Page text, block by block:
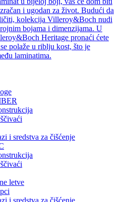
i ugodan za život. Budući da
kolekcija Villeroy&Boch nudi
bojama i dimenzijama. U
Heritage pronaći ćete
polaže u riblju kost, što je
laminatima.
i sredstva za čišćenje
letve
i sredstva za čišćenje